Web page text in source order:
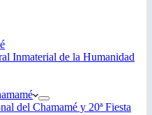
Inmaterial de la Humanidad
del Chamamé y 20ª Fiesta